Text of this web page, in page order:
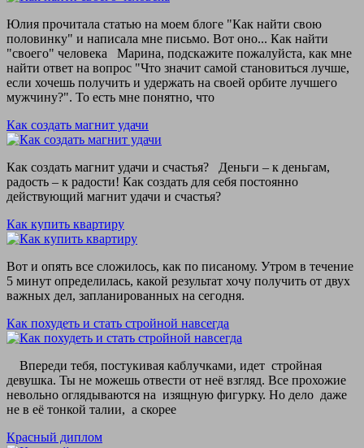
Юлия прочитала статью на моем блоге "Как найти свою
половинку" и написала мне письмо. Вот оно... Как найти
"своего" человека Марина, подскажите пожалуйста, как мне
найти ответ на вопрос "Что значит самой становиться лучше,
если хочешь получить и удержать на своей орбите лучшего
мужчину?". То есть мне понятно, что
Как создать магнит удачи
Как создать магнит удачи и счастья? Деньги – к деньгам,
радость – к радости! Как создать для себя постоянно
действующий магнит удачи и счастья?
Как купить квартиру
Вот и опять все сложилось, как по писаному. Утром в течение
5 минут определилась, какой результат хочу получить от двух
важных дел, запланированных на сегодня.
Как похудеть и стать стройной навсегда
Впереди тебя, постукивая каблучками, идет стройная
девушка. Ты не можешь отвести от неё взгляд. Все прохожие
невольно оглядываются на изящную фигурку. Но дело даже
не в её тонкой талии, а скорее
Красный диплом